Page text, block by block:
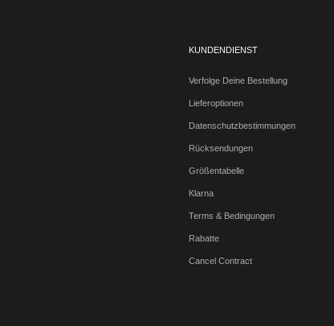
KUNDENDIENST
Verfolge Deine Bestellung
Lieferoptionen
Datenschutzbestimmungen
Rücksendungen
Größentabelle
Klarna
Terms & Bedingungen
Rabatte
Cancel Contract